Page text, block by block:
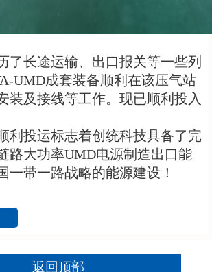
了长途运输、出口报关等一些列
UMD成套装备顺利在该压气站
装及接线等工作。现已顺利投入
利投运标志着创统科技具备了完
路大功率UMD电源制造出口能
一带一路战略的能源建设！
返回顶部